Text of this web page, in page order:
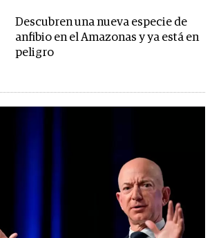
Descubren una nueva especie de
anfibio en el Amazonas y ya está en
peligro